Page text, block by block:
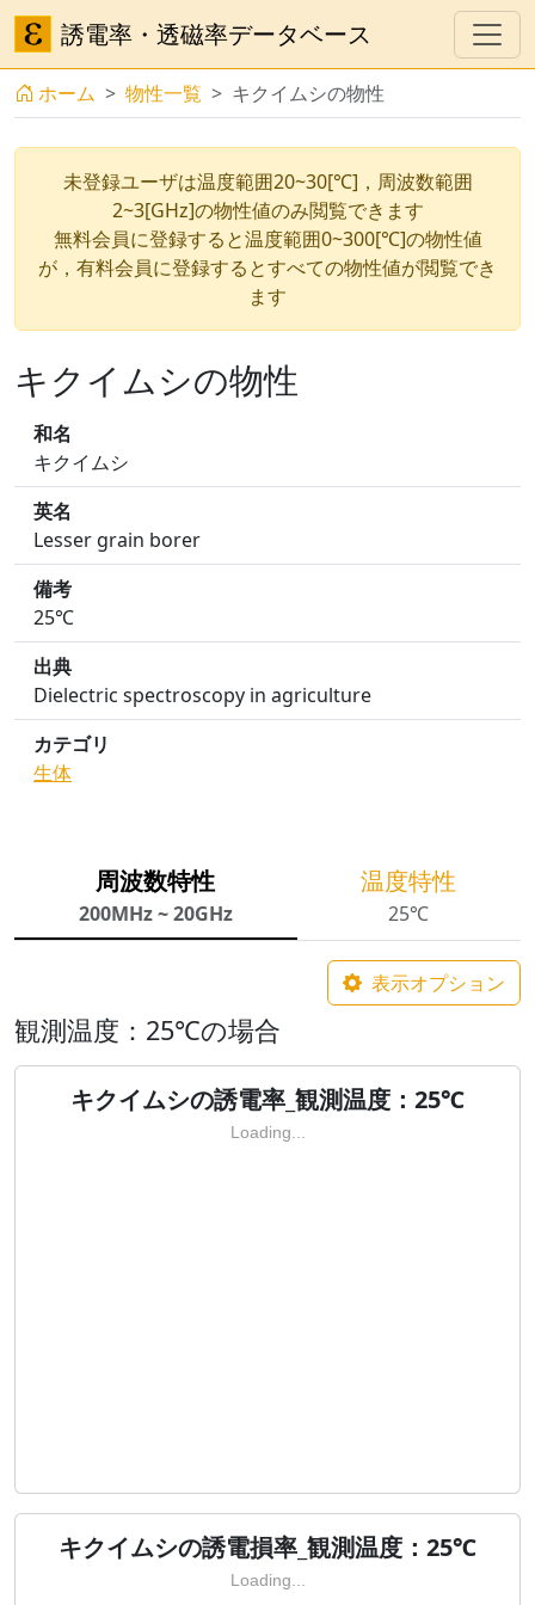
誘電率・透磁率データベース
ホーム 物性一覧 キクイムシの物性
未登録ユーザは温度範囲20~30[℃]，周波数範囲
2~3[GHz]の物性値のみ閲覧できます
無料会員に登録すると温度範囲0~300[℃]の物性値
が，有料会員に登録するとすべての物性値が閲覧でき
ます
キクイムシの物性
和名
キクイムシ
英名
Lesser grain borer
備考
25℃
出典
Dielectric spectroscopy in agriculture
カテゴリ
生体
周波数特性
200MHz ~ 20GHz
温度特性
25℃
表示オプション
観測温度：25℃の場合
キクイムシの誘電率_観測温度：25℃
Loading...
キクイムシの誘電損率_観測温度：25℃
Loading...